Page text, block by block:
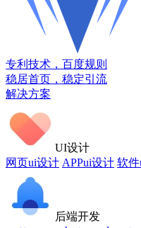
专利技术，百度规则
稳居首页，稳定引流
解决方案
UI设计
网页ui设计 APPui设计 软
后端开发